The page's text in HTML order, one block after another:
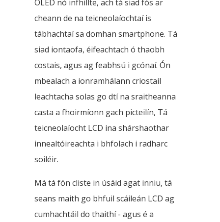
OLED nó infhillte, ach tá siad fós ar
cheann de na teicneolaíochtaí is
tábhachtaí sa domhan smartphone. Tá
siad iontaofa, éifeachtach ó thaobh
costais, agus ag feabhsú i gcónaí. Ón
mbealach a ionramhálann criostail
leachtacha solas go dtí na sraitheanna
casta a fhoirmíonn gach picteilín, Tá
teicneolaíocht LCD ina shárshaothar
innealtóireachta i bhfolach i radharc
soiléir.
Má tá fón cliste in úsáid agat inniu, tá
seans maith go bhfuil scáileán LCD ag
cumhachtáil do thaithí - agus é a